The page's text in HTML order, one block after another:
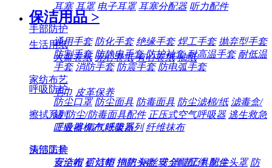
耳塞 耳罩 电子耳罩 耳塞分配器 听力配件
手部防护
通用手套 防化手套 绝缘手套 焊工手套 抛弃型手套
防割手套 防静电手套 防护袖套 耐高温手套 耐低温
手套 消防手套 防震手套 防电弧手套
呼吸防护
防尘口罩 防尘面具 防毒面具 防尘滤棉/纸 滤毒盒/
罐 防尘/防毒面具配件 正压式空气呼吸器 逃生救急
呼吸器 氧气呼吸器
头部防护
安全帽 矿灯帽 消防头盔 安全帽配件 防尘头罩 防
保洁用品 >
生活用纸
大盘卷纸 无心卷纸 有心卷纸 抽纸
家纺布艺
毛巾 皮革保养
擦拭系列
工业擦机布 纸架系列 纤维抹布
清洁工具
百洁布 百洁垫 拖把 钢丝球 清洁工具配件